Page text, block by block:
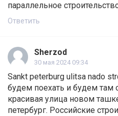
параллельное
Ответить
Sherzod
30 мая 2024 09:34
Sankt peterburg ulitsa nado
будем поехать и будем там
красивая улица новом
петербург. Российские